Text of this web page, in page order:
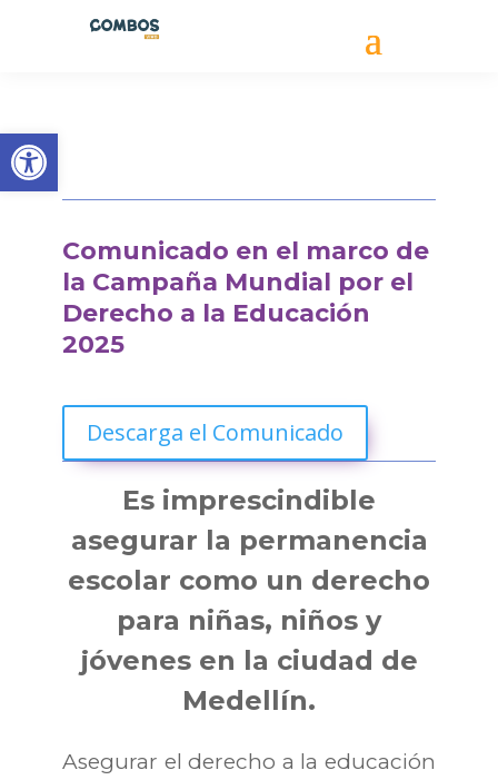
Abrir barra de herramientas
Comunicado en el marco de
la Campaña Mundial por el
Derecho a la Educación
2025
Descarga el Comunicado
Es imprescindible
asegurar la permanencia
escolar como un derecho
para niñas, niños y
jóvenes en la ciudad de
Medellín.
Asegurar el derecho a la educación